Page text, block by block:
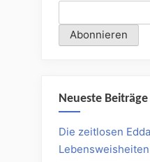
Neueste Beiträge
Die zeitlosen